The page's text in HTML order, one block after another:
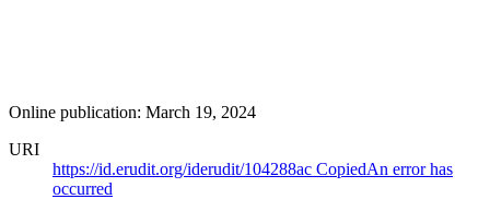
Online publication: March 19, 2024
URI
https://id.erudit.org/iderudit/104288ac CopiedAn error has
occurred